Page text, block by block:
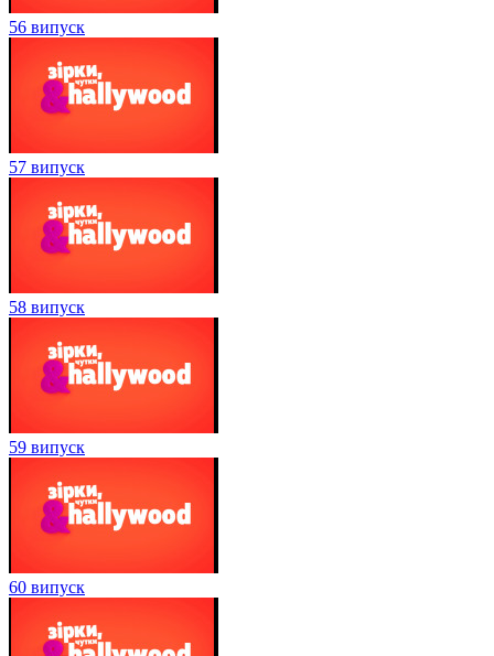
56 випуск
57 випуск
58 випуск
59 випуск
60 випуск